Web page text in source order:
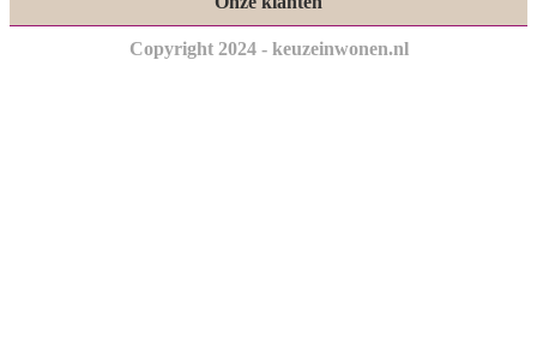
Copyright 2024 - keuzeinwonen.nl